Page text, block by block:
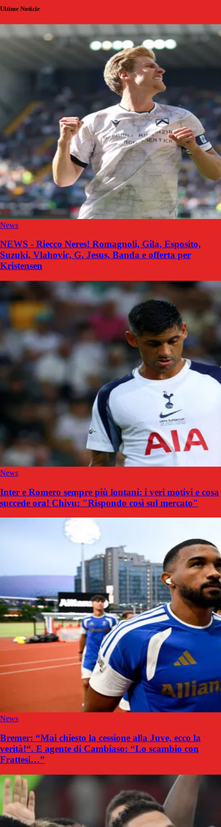
Ultime Notizie
News
NEWS - Riecco Neres! Romagnoli, Gila, Esposito,
Suzuki, Vlahovic, G. Jesus, Banda e offerta per
Kristensen
News
Inter e Romero sempre più lontani: i veri motivi e cosa
succede ora! Chivu: "Rispondo così sul mercato"
News
Bremer: “Mai chiesto la cessione alla Juve, ecco la
verità!“. E agente di Cambiaso: “Lo scambio con
Frattesi…”